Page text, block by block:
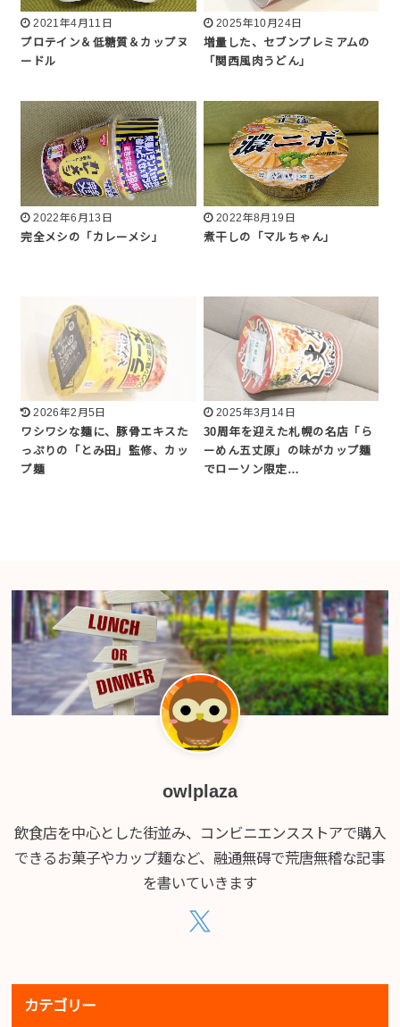
2021年4月11日
プロテイン＆低糖質＆カップヌ
ードル
2025年10月24日
増量した、セブンプレミアムの
「関西風肉うどん」
2022年6月13日
完全メシの「カレーメシ」
2022年8月19日
煮干しの「マルちゃん」
2026年2月5日
ワシワシな麺に、豚骨エキスた
っぷりの「とみ田」監修、カッ
プ麺
2025年3月14日
30周年を迎えた札幌の名店「ら
ーめん五丈原」の味がカップ麺
でローソン限定…
owlplaza
飲食店を中心とした街並み、コンビニエンスストアで購入
できるお菓子やカップ麺など、融通無碍で荒唐無稽な記事
を書いていきます
カテゴリー